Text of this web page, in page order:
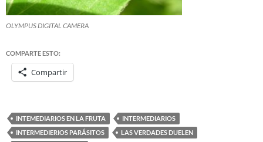
OLYMPUS DIGITAL CAMERA
COMPARTE ESTO:
Compartir
INTEMEDIARIOS EN LA FRUTA
INTERMEDIARIOS
INTERMEDIERIOS PARÁSITOS
LAS VERDADES DUELEN